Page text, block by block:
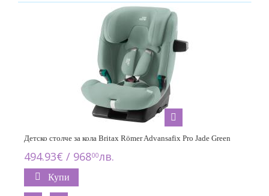
Детско столче за кола Britax Römer Advansafix Pro Jade Green
494.93€ / 96800лв.
Купи